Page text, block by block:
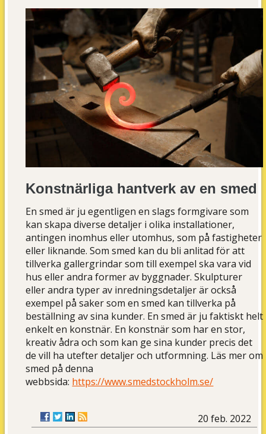
Konstnärliga hantverk av en smed
En smed är ju egentligen en slags formgivare som
kan skapa diverse detaljer i olika installationer,
antingen inomhus eller utomhus, som på fastigheter
eller liknande. Som smed kan du bli anlitad för att
tillverka gallergrindar som till exempel ska vara vid
hus eller andra former av byggnader. Skulpturer
eller andra typer av inredningsdetaljer är också
exempel på saker som en smed kan tillverka på
beställning av sina kunder. En smed är ju faktiskt helt
enkelt en konstnär. En konstnär som har en stor,
kreativ ådra och som kan ge sina kunder precis det
de vill ha utefter detaljer och utformning. Läs mer om
smed på denna
webbsida: https://www.smedstockholm.se/
20 feb. 2022